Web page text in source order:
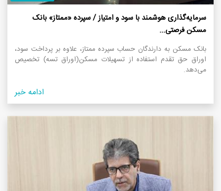
سرمایه‌گذاری هوشمند با سود و امتیاز / سپرده «ممتاز» بانک
مسکن فرصتی...
بانک مسکن به دارندگان حساب سپرده ممتاز، علاوه بر پرداخت سود،
اوراق حق تقدم استفاده از تسهیلات مسکن(اوراق تسه) تخصیص
می‌دهد.
ادامه خبر